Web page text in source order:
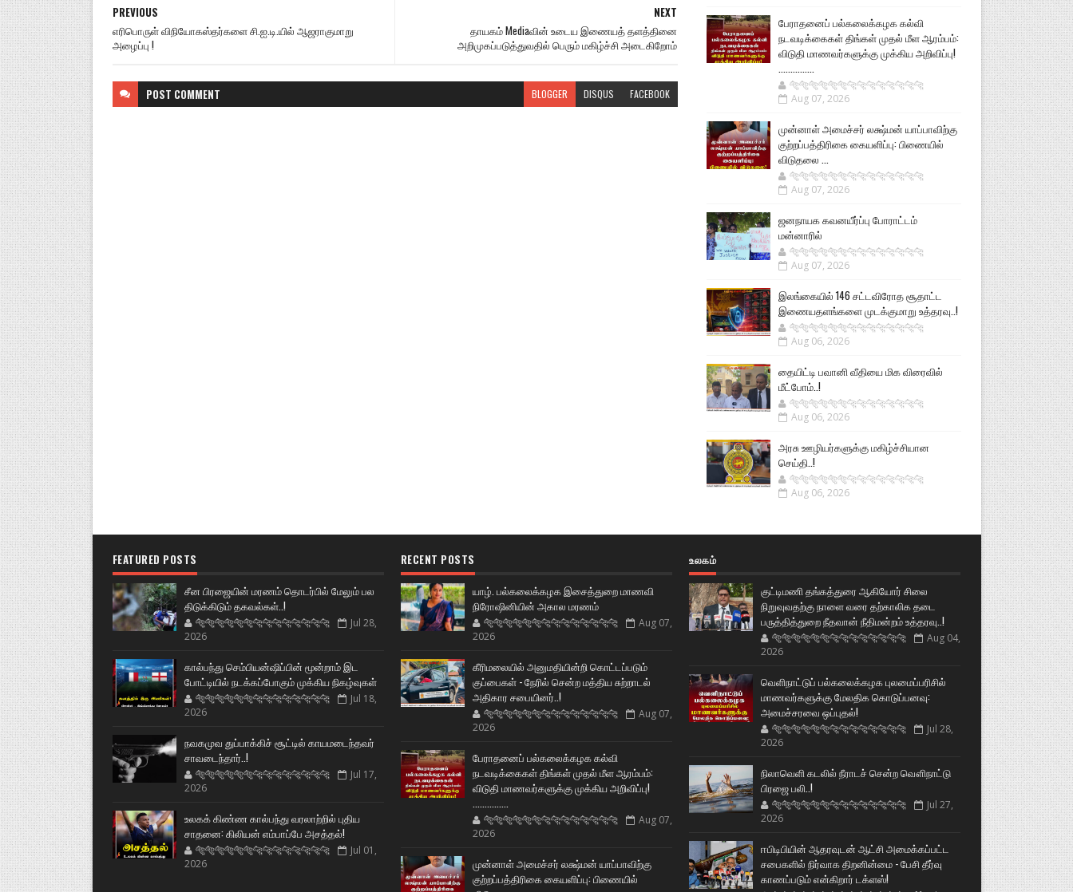
NEXT
தாயகம் Mediaவின் உடைய இணையத் தளத்தினை
அறிமுகப்படுத்துவதில் பெரும் மகிழ்ச்சி அடைகிறோம்
PREVIOUS
எரிபொருள் விநியோகஸ்தர்களை சி.ஐ.டி.யில் ஆஜராகுமாறு
அழைப்பு !
POST COMMENT BLOGGER DISQUS FACEBOOK
பேராதனைப் பல்கலைக்கழக கல்வி
நடவடிக்கைகள் திங்கள் முதல் மீள ஆரம்பம்:
விடுதி மாணவர்களுக்கு முக்கிய அறிவிப்பு!
...............
🐅🐅🐅🐅🐅🐅🐆🐆🐆🐆🐆🐆🐆🐆
Aug 07, 2026
முன்னாள் அமைச்சர் லக்ஷ்மன் யாப்பாவிற்கு
குற்றப்பத்திரிகை கையளிப்பு: பிணையில்
விடுதலை ...
🐅🐅🐅🐅🐅🐅🐆🐆🐆🐆🐆🐆🐆🐆
Aug 07, 2026
ஜனநாயக கவனயீர்ப்பு போராட்டம்
மன்னாரில்
🐅🐅🐅🐅🐅🐅🐆🐆🐆🐆🐆🐆🐆🐆
Aug 07, 2026
இலங்கையில் 146 சட்டவிரோத சூதாட்ட
இணையதளங்களை முடக்குமாறு உத்தரவு..!
🐅🐅🐅🐅🐅🐅🐆🐆🐆🐆🐆🐆🐆🐆
Aug 06, 2026
தையிட்டி பவானி வீதியை மிக விரைவில்
மீட்போம்..!
🐅🐅🐅🐅🐅🐅🐆🐆🐆🐆🐆🐆🐆🐆
Aug 06, 2026
அரசு ஊழியர்களுக்கு மகிழ்ச்சியான
செய்தி..!
🐅🐅🐅🐅🐅🐅🐆🐆🐆🐆🐆🐆🐆🐆
Aug 06, 2026
FEATURED POSTS
சீன பிரஜையின் மரணம் தொடர்பில் மேலும் பல
திடுக்கிடும் தகவல்கள்..!
🐅🐅🐅🐅🐅🐅🐆🐆🐆🐆🐆🐆🐆🐆
Jul 28,
2026
கால்பந்து செம்பியன்ஷிப்பின் மூன்றாம் இட
போட்டியில் நடக்கப்போகும் முக்கிய நிகழ்வுகள்
🐅🐅🐅🐅🐅🐅🐆🐆🐆🐆🐆🐆🐆🐆
Jul 18,
2026
நவகமுவ துப்பாக்கிச் சூட்டில் காயமடைந்தவர்
சாவடைந்தார்..!
🐅🐅🐅🐅🐅🐅🐆🐆🐆🐆🐆🐆🐆🐆
Jul 17,
2026
உலகக் கிண்ண கால்பந்து வரலாற்றில் புதிய
சாதனை: கிலியன் எம்பாப்பே அசத்தல்!
🐅🐅🐅🐅🐅🐅🐆🐆🐆🐆🐆🐆🐆🐆
Jul 01,
2026
RECENT POSTS
யாழ். பல்கலைக்கழக இசைத்துறை மாணவி
நிரோஷினியின் அகால மரணம்
🐅🐅🐅🐅🐅🐅🐆🐆🐆🐆🐆🐆🐆🐆
Aug 07,
2026
கீரிமலையில் அனுமதியின்றி கொட்டப்படும்
குப்பைகள் - நேரில் சென்ற மத்திய சுற்றாடல்
அதிகார சபையினர்..!
🐅🐅🐅🐅🐅🐅🐆🐆🐆🐆🐆🐆🐆🐆
Aug 07,
2026
பேராதனைப் பல்கலைக்கழக கல்வி
நடவடிக்கைகள் திங்கள் முதல் மீள ஆரம்பம்:
விடுதி மாணவர்களுக்கு முக்கிய அறிவிப்பு!
...............
🐅🐅🐅🐅🐅🐅🐆🐆🐆🐆🐆🐆🐆🐆
Aug 07,
2026
முன்னாள் அமைச்சர் லக்ஷ்மன் யாப்பாவிற்கு
குற்றப்பத்திரிகை கையளிப்பு: பிணையில்
உலகம்
குட்டிமணி தங்கத்துரை ஆகியோர் சிலை
நிறுவுவதற்கு நாளை வரை தற்காலிக தடை
பருத்தித்துறை நீதவான் நீதிமன்றம் உத்தரவு..!
🐅🐅🐅🐅🐅🐅🐆🐆🐆🐆🐆🐆🐆🐆
Aug 04,
2026
வெளிநாட்டுப் பல்கலைக்கழக புலமைப்பரிசில்
மாணவர்களுக்கு மேலதிக கொடுப்பனவு:
அமைச்சரவை ஒப்புதல்!
🐅🐅🐅🐅🐅🐅🐆🐆🐆🐆🐆🐆🐆🐆
Jul 28,
2026
நிலாவெளி கடலில் நீராடச் சென்ற வௌிநாட்டு
பிரஜை பலி..!
🐅🐅🐅🐅🐅🐅🐆🐆🐆🐆🐆🐆🐆🐆
Jul 27,
2026
ஈபிடிபியின் ஆதரவுடன் ஆட்சி அமைக்கப்பட்ட
சபைகளில் நிர்வாக திறனின்மை - பேசி தீர்வு
காணப்படும் என்கிறார் டக்ளஸ்!